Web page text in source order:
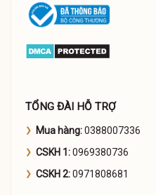
TỔNG ĐÀI HỖ TRỢ
Mua hàng:0388007336
CSKH 1:0969380736
CSKH 2:0971808681